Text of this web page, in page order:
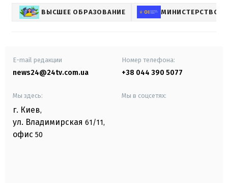
ВЫСШЕЕ ОБРАЗОВАНИЕ МИНИСТЕРСТВО
E-mail редакции
news24@24tv.com.ua
Номер телефона:
+38 044 390 5077
Мы здесь:
г. Киев,
ул. Владимирская 61/11,
офис 50
Мы в соцсетях: